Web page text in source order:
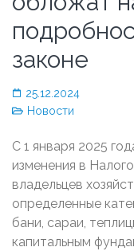
законе
25.12.2024
Новости
С 1 января 2025
изменения в
владельцев
определенные
бани, сараи,
капитальным